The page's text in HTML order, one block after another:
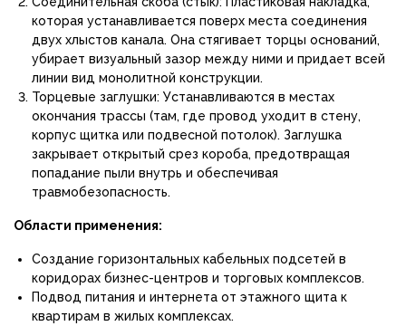
которая устанавливается поверх места соединения
двух хлыстов канала. Она стягивает торцы оснований,
убирает визуальный зазор между ними и придает всей
линии вид монолитной конструкции.
Торцевые заглушки: Устанавливаются в местах
окончания трассы (там, где провод уходит в стену,
корпус щитка или подвесной потолок). Заглушка
закрывает открытый срез короба, предотвращая
попадание пыли внутрь и обеспечивая
травмобезопасность.
Области применения:
Создание горизонтальных кабельных подсетей в
коридорах бизнес-центров и торговых комплексов.
Подвод питания и интернета от этажного щита к
квартирам в жилых комплексах.